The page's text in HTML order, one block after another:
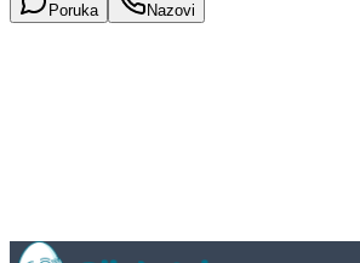
Poruka Nazovi